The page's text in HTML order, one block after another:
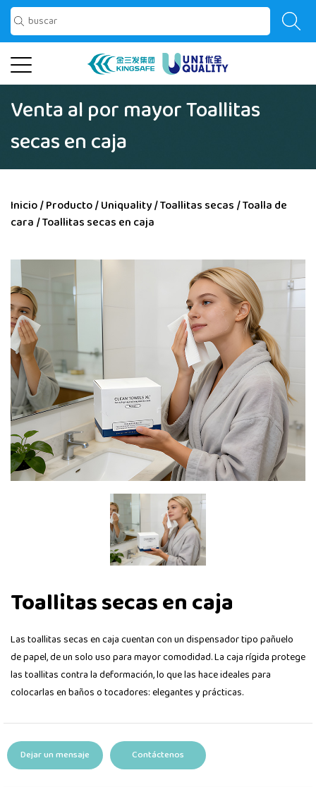
Venta al por mayor Toallitas
secas en caja
Inicio/Producto/Uniquality/Toallitas secas /Toalla de
cara /Toallitas secas en caja
Toallitas secas en caja
Las toallitas secas en caja cuentan con un dispensador tipo pañuelo
de papel, de un solo uso para mayor comodidad. La caja rígida protege
las toallitas contra la deformación, lo que las hace ideales para
colocarlas en baños o tocadores: elegantes y prácticas.
Dejar un mensaje Contáctenos